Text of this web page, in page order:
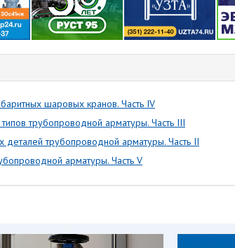
шаровых кранов. Часть IV
трубопроводной арматуры. Часть III
деталей трубопроводной арматуры. Часть II
арматуры. Часть V